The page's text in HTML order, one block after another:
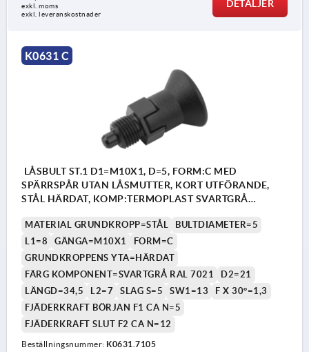
exkl. moms
exkl. leveranskostnader
DETALJER
K0631 C
LÅSBULT ST.1 D1=M10X1, D=5, FORM:C MED
SPÄRRSPÅR UTAN LÅSMUTTER, KORT UTFÖRANDE,
STÅL HÄRDAT, KOMP:TERMOPLAST SVARTGRÅ
MATERIAL GRUNDKROPP=STÅL
BULTDIAMETER=5
L1=8
GÄNGA=M10X1
FORM=C
GRUNDKROPPENS YTA=HÄRDAT
FÄRG KOMPONENT=SVARTGRÅ RAL 7021
D2=21
LÄNGD=34,5
L2=7 SLAG S=5 SW1=13
F X 30°=1,3
FJÄDERKRAFT BÖRJAN F1 CA N=5
FJÄDERKRAFT SLUT F2 CA N=12
Beställningsnummer: K0631.7105